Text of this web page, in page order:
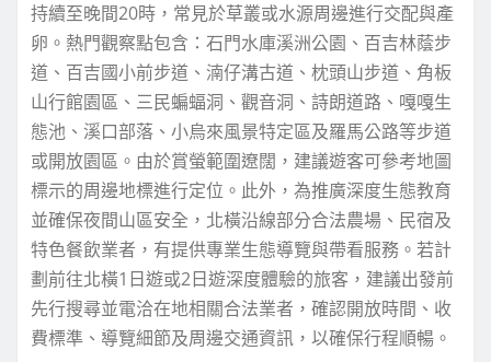
持續至晚間20時，常見於草叢或水源周邊進行交配與產
卵。熱門觀察點包含：石門水庫溪洲公園、百吉林蔭步
道、百吉國小前步道、湳仔溝古道、枕頭山步道、角板
山行館園區、三民蝙蝠洞、觀音洞、詩朗道路、嘎嘎生
態池、溪口部落、小烏來風景特定區及羅馬公路等步道
或開放園區。由於賞螢範圍遼闊，建議遊客可參考地圖
標示的周邊地標進行定位。此外，為推廣深度生態教育
並確保夜間山區安全，北橫沿線部分合法農場、民宿及
特色餐飲業者，有提供專業生態導覽與帶看服務。若計
劃前往北橫1日遊或2日遊深度體驗的旅客，建議出發前
先行搜尋並電洽在地相關合法業者，確認開放時間、收
費標準、導覽細節及周邊交通資訊，以確保行程順暢。